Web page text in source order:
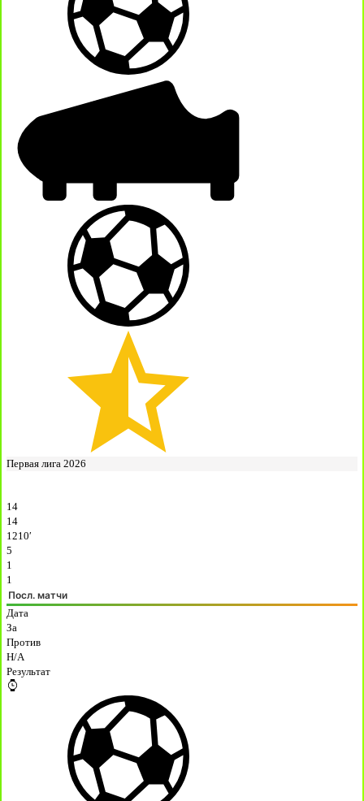
Первая лига 2026
14
14
1210′
5
1
1
Посл. матчи
Дата
За
Против
H/A
Результат